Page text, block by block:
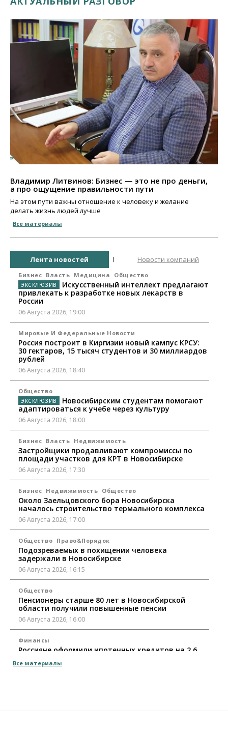
Владимир Литвинов: Бизнес — это не про деньги,
а про ощущение правильности пути
На этом пути важны отношение к человеку и желание
делать жизнь людей лучше
Все материалы
Лента новостей Новости компаний
Бизнес Власть Медицина Общество
Искусственный интеллект предлагают
привлекать к разработке новых лекарств в
России
06 Августа 2026, 19:00
Мировые И Федеральные Новости
Россия построит в Киргизии новый кампус КРСУ:
30 гектаров, 15 тысяч студентов и 30 миллиардов
рублей
06 Августа 2026, 18:40
Общество
Новосибирским студентам помогают
адаптироваться к учебе через культуру
06 Августа 2026, 18:00
Бизнес Власть Недвижимость
Застройщики продавливают компромиссы по
площади участков для КРТ в Новосибирске
06 Августа 2026, 17:30
Бизнес Недвижимость Общество
Около Заельцовского бора Новосибирска
началось строительство термального комплекса
06 Августа 2026, 17:00
Общество Право&Порядок
Подозреваемых в похищении человека
задержали в Новосибирске
06 Августа 2026, 16:15
Общество
Пенсионеры старше 80 лет в Новосибирской
области получили повышенные пенсии
06 Августа 2026, 16:00
Финансы
Россияне оформили ипотечных кредитов на 2,6
06 Августа 2026, 15:53
Все материалы